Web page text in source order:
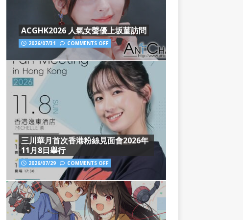
ACGHK2026 人氣女聲優上坂菫訪問
2026/07/31 COMMENTS OFF
三川華月首次香港粉絲見面會2026年
11月8日舉行
2026/07/29 COMMENTS OFF